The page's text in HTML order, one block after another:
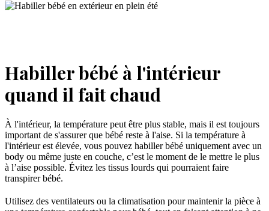
Habiller bébé à l'intérieur
quand il fait chaud
À l'intérieur, la température peut être plus stable, mais il est toujours
important de s'assurer que bébé reste à l'aise. Si la température à
l'intérieur est élevée, vous pouvez habiller bébé uniquement avec un
body ou même juste en couche, c’est le moment de le mettre le plus
à l’aise possible. Évitez les tissus lourds qui pourraient faire
transpirer bébé.
Utilisez des ventilateurs ou la climatisation pour maintenir la pièce à